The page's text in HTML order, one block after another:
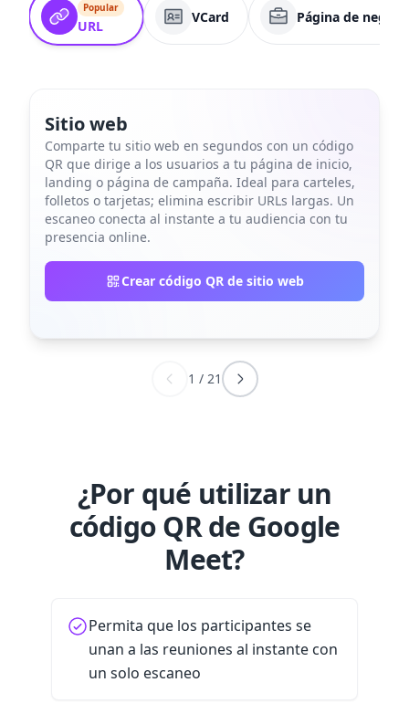
Popular
URL
VCard Página de
Sitio web
Comparte tu sitio web en segundos con un código
QR que dirige a los usuarios a tu página de inicio,
landing o página de campaña. Ideal para carteles,
folletos o tarjetas; elimina escribir URLs largas. Un
escaneo conecta al instante a tu audiencia con tu
presencia online.
Crear código QR de sitio web
1 / 21
¿Por qué utilizar un
código QR de Google
Meet?
Permita que los participantes se
unan a las reuniones al instante con
un solo escaneo